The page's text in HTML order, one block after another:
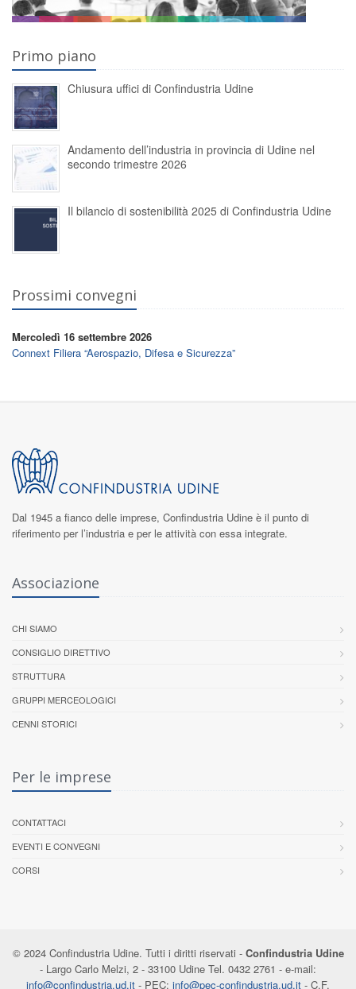
Primo piano
Chiusura uffici di Confindustria Udine
Andamento dell’industria in provincia di Udine nel
secondo trimestre 2026
Il bilancio di sostenibilità 2025 di Confindustria Udine
Prossimi convegni
Mercoledì 16 settembre 2026
Connext Filiera “Aerospazio, Difesa e Sicurezza”
Dal 1945 a fianco delle imprese, Confindustria Udine è il punto di
riferimento per l’industria e per le attività con essa integrate.
Associazione
CHI SIAMO
CONSIGLIO DIRETTIVO
STRUTTURA
GRUPPI MERCEOLOGICI
CENNI STORICI
Per le imprese
CONTATTACI
EVENTI E CONVEGNI
CORSI
© 2024 Confindustria Udine. Tutti i diritti riservati - Confindustria Udine
- Largo Carlo Melzi, 2 - 33100 Udine Tel. 0432 2761 - e-mail:
info@confindustria.ud.it - PEC: info@pec-confindustria.ud.it - C.F.